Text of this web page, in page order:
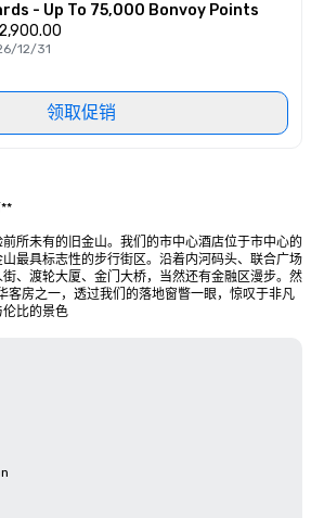
- Up To 75,000 Bonvoy Points
12/31
领取促销
所未有的旧金山。我们的市中心酒店位于市中心的
最具标志性的步行街区。沿着内河码头、联合广场
、渡轮大厦、金门大桥，当然还有金融区漫步。然
客房之一，透过我们的落地窗瞥一眼，惊叹于非凡
伦比的景色